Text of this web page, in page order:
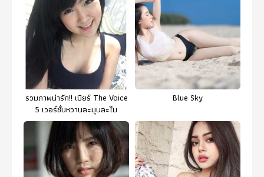
รวมภาพน่ารัก!! เบียร์ The Voice
5 เวอร์ชั่นหวานละมุนละไม
Blue Sky